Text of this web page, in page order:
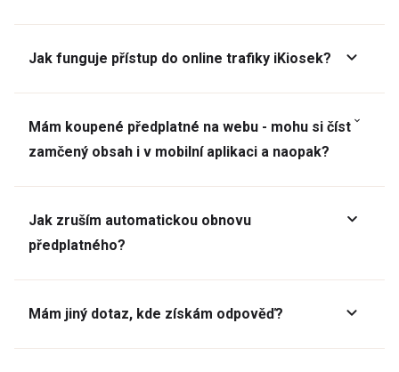
Jak funguje přístup do online trafiky iKiosek?
Mám koupené předplatné na webu - mohu si číst
zamčený obsah i v mobilní aplikaci a naopak?
Jak zruším automatickou obnovu
předplatného?
Mám jiný dotaz, kde získám odpověď?